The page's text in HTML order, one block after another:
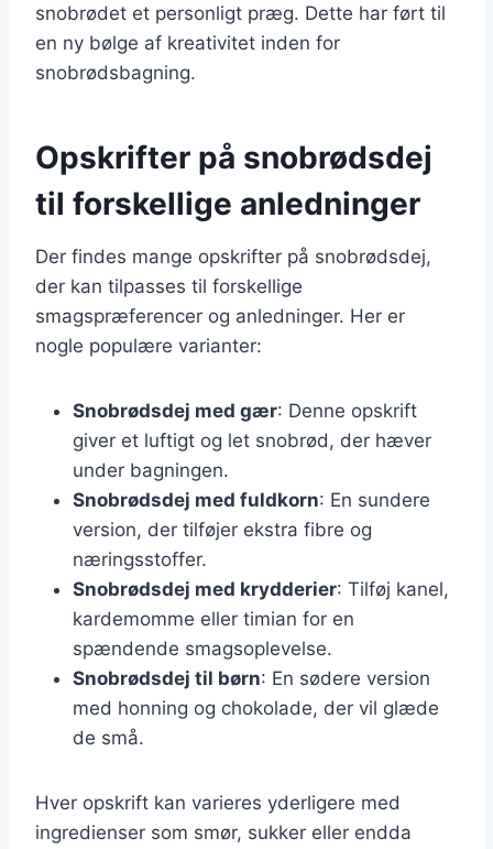
snobrødet et personligt præg. Dette har ført til
en ny bølge af kreativitet inden for
snobrødsbagning.
Opskrifter på snobrødsdej
til forskellige anledninger
Der findes mange opskrifter på snobrødsdej,
der kan tilpasses til forskellige
smagspræferencer og anledninger. Her er
nogle populære varianter:
Snobrødsdej med gær: Denne opskrift
giver et luftigt og let snobrød, der hæver
under bagningen.
Snobrødsdej med fuldkorn: En sundere
version, der tilføjer ekstra fibre og
næringsstoffer.
Snobrødsdej med krydderier: Tilføj kanel,
kardemomme eller timian for en
spændende smagsoplevelse.
Snobrødsdej til børn: En sødere version
med honning og chokolade, der vil glæde
de små.
Hver opskrift kan varieres yderligere med
ingredienser som smør, sukker eller endda